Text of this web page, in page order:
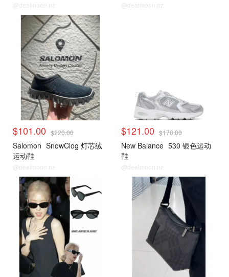
@dealmoon.nz @dealmoon.nz
小编推荐
$101.00 $220.00
Salomon SnowClog 灯芯绒
运动鞋
@dealmoon.nz
$121.00 $170.00
New Balance 530 银色运动
鞋
@dealmoon.nz
小编推荐 小编推荐